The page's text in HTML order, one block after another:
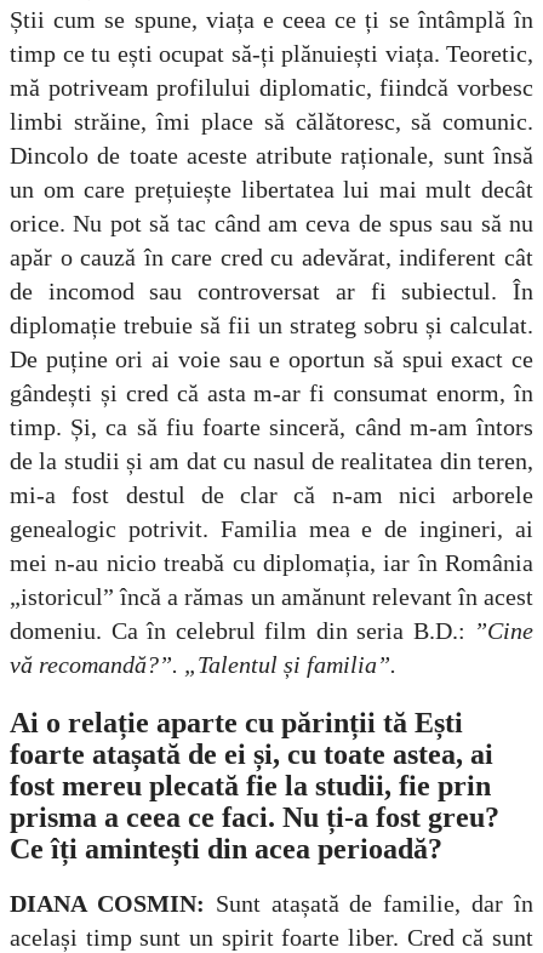
Știi cum se spune, viața e ceea ce ți se întâmplă în
timp ce tu ești ocupat să-ți plănuiești viața. Teoretic,
mă potriveam profilului diplomatic, fiindcă vorbesc
limbi străine, îmi place să călătoresc, să comunic.
Dincolo de toate aceste atribute raționale, sunt însă
un om care prețuiește libertatea lui mai mult decât
orice. Nu pot să tac când am ceva de spus sau să nu
apăr o cauză în care cred cu adevărat, indiferent cât
de incomod sau controversat ar fi subiectul. În
diplomație trebuie să fii un strateg sobru și calculat.
De puține ori ai voie sau e oportun să spui exact ce
gândești și cred că asta m-ar fi consumat enorm, în
timp. Și, ca să fiu foarte sinceră, când m-am întors
de la studii și am dat cu nasul de realitatea din teren,
mi-a fost destul de clar că n-am nici arborele
genealogic potrivit. Familia mea e de ingineri, ai
mei n-au nicio treabă cu diplomația, iar în România
„istoricul” încă a rămas un amănunt relevant în acest
domeniu. Ca în celebrul film din seria B.D.: ”Cine
vă recomandă?”. „Talentul și familia”.
Ai o relație aparte cu părinții tă Ești
foarte atașată de ei și, cu toate astea, ai
fost mereu plecată fie la studii, fie prin
prisma a ceea ce faci. Nu ți-a fost greu?
Ce îți amintești din acea perioadă?
DIANA COSMIN: Sunt atașată de familie, dar în
același timp sunt un spirit foarte liber. Cred că sunt